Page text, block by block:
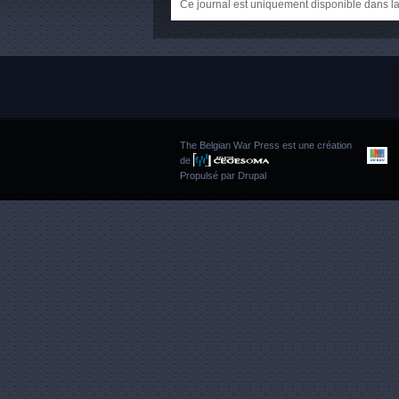
Ce journal est uniquement disponible dans
The Belgian War Press est une création
de
Propulsé par Drupal